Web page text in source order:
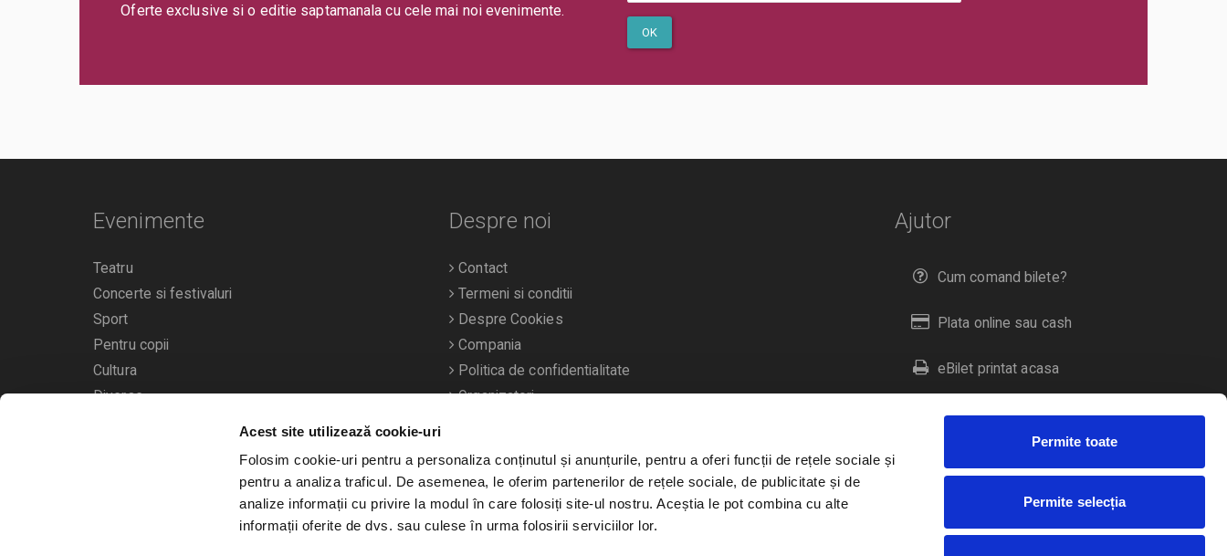
Acest site utilizează cookie-uri
Folosim cookie-uri pentru a personaliza conținutul și anunțurile, pentru a oferi funcții de rețele sociale și
pentru a analiza traficul. De asemenea, le oferim partenerilor de rețele sociale, de publicitate și de
analize informații cu privire la modul în care folosiți site-ul nostru. Aceștia le pot combina cu alte
informații oferite de dvs. sau culese în urma folosirii serviciilor lor.
Permite toate
Permite selecția
Oferte exclusive si o editie saptamanala cu cele mai noi evenimente.
OK
Ajutor
Cum comand bilete?
Plata online sau cash
eBilet printat acasa
Livrare prin curier
Duplicare bilete
Evenimente
Teatru
Concerte si festivaluri
Sport
Pentru copii
Cultura
Diverse
Calendarul evenimentelor
Despre noi
Contact
Termeni si conditii
Despre Cookies
Compania
Politica de confidentialitate
Organizatori